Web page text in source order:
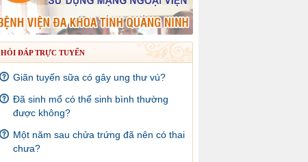
HỎI ĐÁP TRỰC TUYẾN
Giãn tuyến sữa có gây ung thư vú?
Đã sinh mổ có thể sinh bình thường
được không?
Một năm sau chửa trứng đã nên có thai
chưa?